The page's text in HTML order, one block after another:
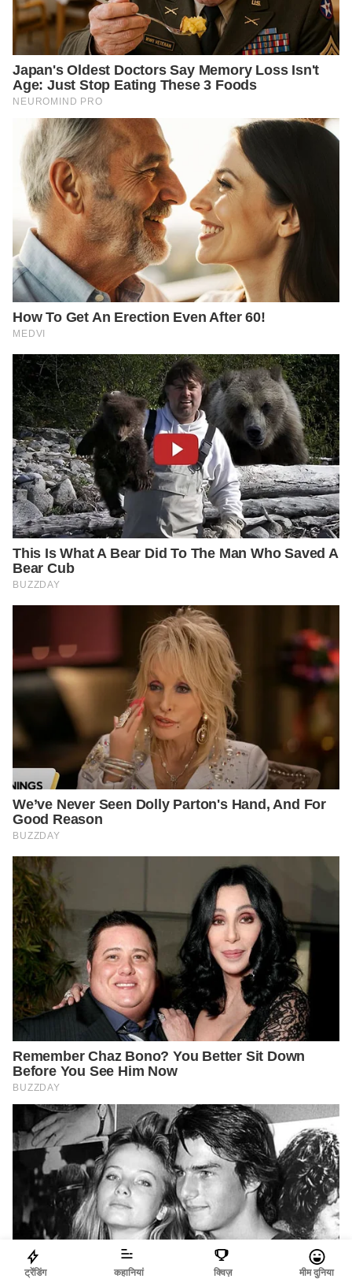
ट्रेंडिंग कहानियां क्विज़ मीम दुनिया